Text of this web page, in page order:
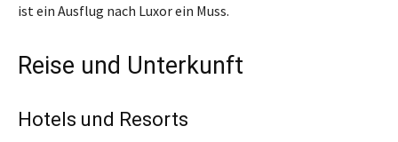
ist ein Ausflug nach Luxor ein Muss.
Reise und Unterkunft
Hotels und Resorts